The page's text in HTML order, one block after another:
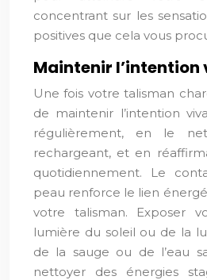
concentrant sur les
positives que cela vous
Maintenir
Une fois votre talisman
de maintenir l’intention
régulièrement, en le
rechargeant, et en
quotidiennement. Le
peau renforce le lien
votre talisman. Exposer
lumière du soleil ou de la
de la sauge ou de l’eau
nettoyer des énergies